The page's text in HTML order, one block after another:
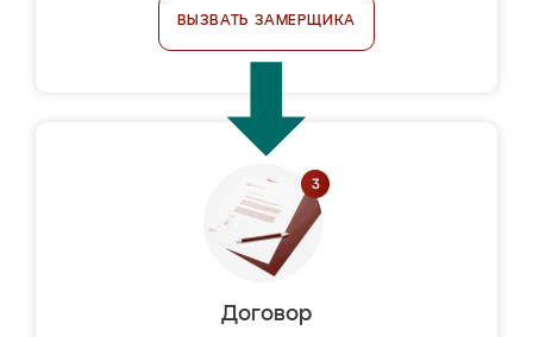
ВЫЗВАТЬ ЗАМЕРЩИКА
Договор